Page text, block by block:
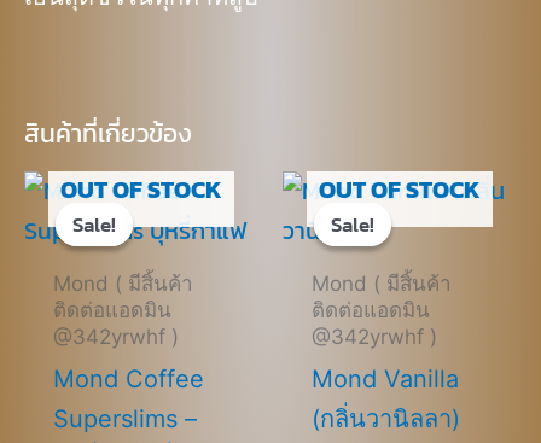
สินค้าที่เกี่ยวข้อง
Sale!
OUT OF STOCK
Sale!
Mond ( มีสิ้นค้า
ติดต่อแอดมิน
@342yrwhf )
Mond Coffee
Superslims –
Original
price
was:
฿650.00.
Current
price
is:
฿450.00.
Sale!
OUT OF STOCK
Sale!
Mond ( มีสิ้นค้า
ติดต่อแอดมิน
@342yrwhf )
Mond Vanilla
(กลิ่นวานิลลา)
Original
฿650.00.
Current
฿450.00.